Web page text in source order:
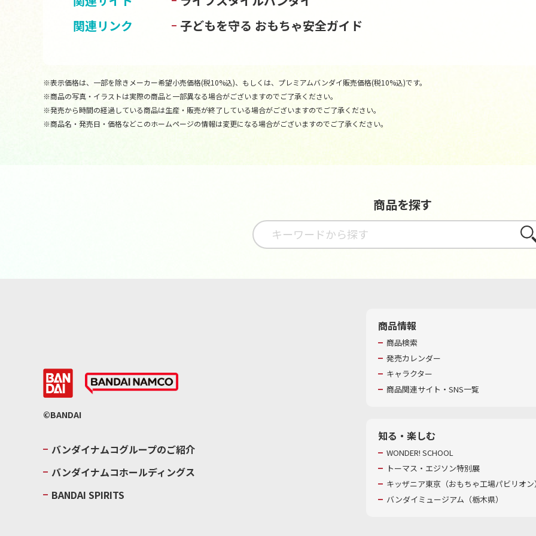
関連リンク
子どもを守る おもちゃ安全ガイド
※表示価格は、一部を除きメーカー希望小売価格(税10%込)、もしくは、プレミアムバンダイ販売価格(税10%込)です。
※商品の写真・イラストは実際の商品と一部異なる場合がございますのでご了承ください。
※発売から時間の経過している商品は生産・販売が終了している場合がございますのでご了承ください。
※商品名・発売日・価格などこのホームページの情報は変更になる場合がございますのでご了承ください。
商品を探す
さが
©BANDAI
バンダイナムコグループのご紹介
バンダイナムコホールディングス
BANDAI SPIRITS
商品情報
商品検索
発売カレンダー
キャラクター
商品関連サイト・SNS一覧
知る・楽しむ
WONDER! SCHOOL
トーマス・エジソン特別展
キッザニア東京（おもちゃ工場パビリオ
バンダイミュージアム（栃木県）